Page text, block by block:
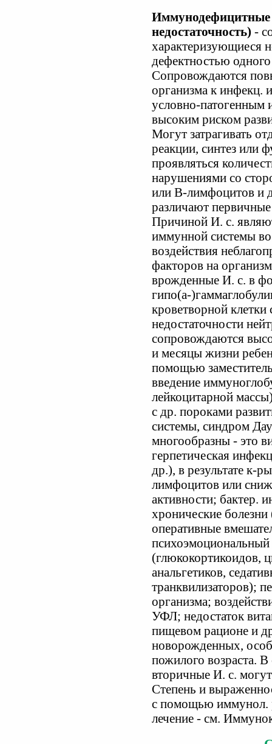
Иммунодефицитные
недостаточность) -
характеризующиеся
дефектностью одного
Сопровождаются
организма к инфекц.
условно-патогенным
высоким риском
Могут затрагивать
реакции, синтез или
проявляться
нарушениями со
или В-лимфоцитов и
различают
Причиной И. с.
иммунной системы во
воздействия
факторов на
врожденные И. с. в
гипо(а-
кроветворной
недостаточности
сопровождаются
и месяцы жизни
помощью
введение
лейкоцитарной
с др. пороками
системы, синдром
многообразны - это
герпетическая
др.), в результате к-
лимфоцитов или
активности; бактер.
хронические
оперативные
психоэмоциональный
(глюкокортикоидов,
анальгетиков,
транквилизаторов);
организма;
УФЛ; недостаток
пищевом рационе и
новорожденных,
пожилого возраста.
вторичные И. с. могут
Степень и
с помощью иммунол.
лечение - см.